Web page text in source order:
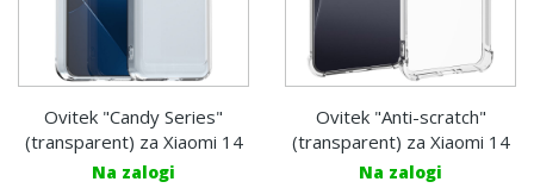
Ovitek "Candy Series"
(transparent) za Xiaomi 14
Na zalogi
Ovitek "Anti-scratch"
(transparent) za Xiaomi 14
Na zalogi